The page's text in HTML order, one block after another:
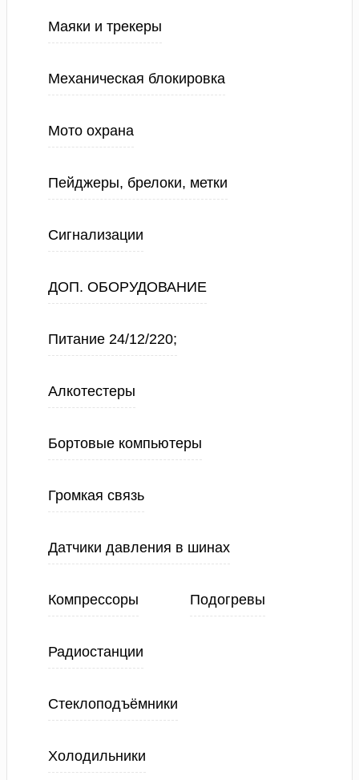
Маяки и трекеры
Механическая блокировка
Мото охрана
Пейджеры, брелоки, метки
Сигнализации
ДОП. ОБОРУДОВАНИЕ
Питание 24/12/220;
Алкотестеры
Бортовые компьютеры
Громкая связь
Датчики давления в шинах
Компрессоры Подогревы
Радиостанции
Стеклоподъёмники
Холодильники